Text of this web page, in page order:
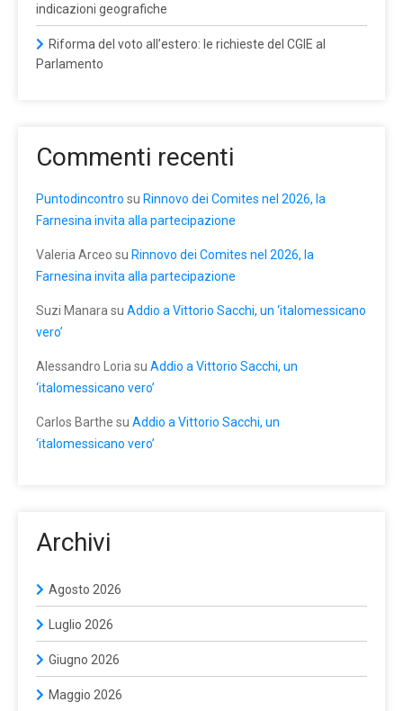
indicazioni geografiche
Riforma del voto all’estero: le richieste del CGIE al
Parlamento
Commenti recenti
Puntodincontro su Rinnovo dei Comites nel 2026, la
Farnesina invita alla partecipazione
Valeria Arceo su Rinnovo dei Comites nel 2026, la
Farnesina invita alla partecipazione
Suzi Manara su Addio a Vittorio Sacchi, un ‘italomessicano
vero’
Alessandro Loria su Addio a Vittorio Sacchi, un
‘italomessicano vero’
Carlos Barthe su Addio a Vittorio Sacchi, un
‘italomessicano vero’
Archivi
Agosto 2026
Luglio 2026
Giugno 2026
Maggio 2026